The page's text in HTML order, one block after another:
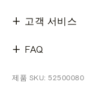
고객 서비스
FAQ
제품 SKU: 52500080